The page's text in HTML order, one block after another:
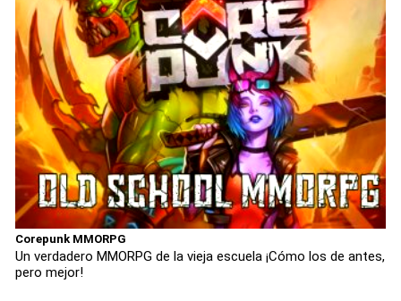
Corepunk MMORPG
Un verdadero MMORPG de la vieja escuela ¡Cómo los de antes,
pero mejor!